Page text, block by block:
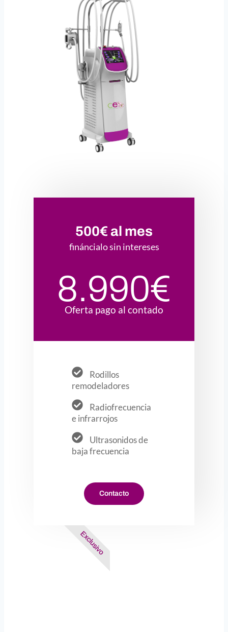
500€ al mes
fináncialo sin intereses
8.990€
Oferta pago al contado
Rodillos
remodeladores
Radiofrecuencia
e infrarrojos
Ultrasonidos de
baja frecuencia
Contacto
Exclusivo